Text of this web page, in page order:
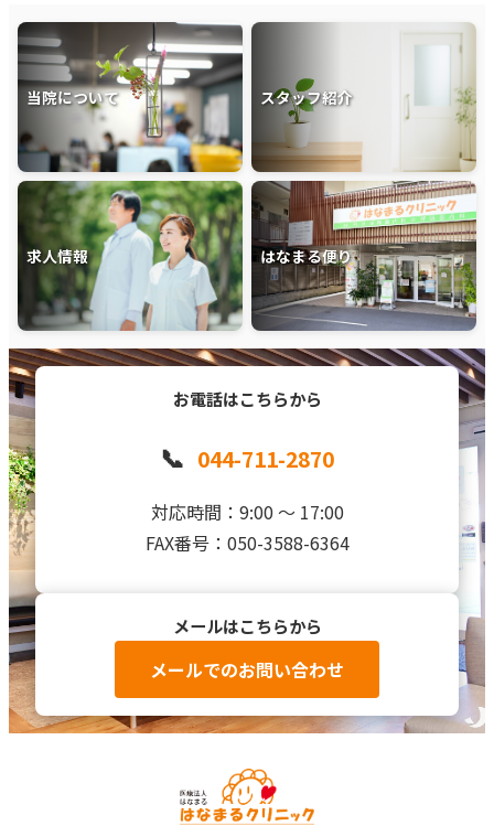
当院について スタッフ紹介
求人情報 はなまる便り
お電話はこちらから
📞 044-711-2870
対応時間：9:00 〜 17:00
FAX番号：050-3588-6364
メールはこちらから
メールでのお問い合わせ